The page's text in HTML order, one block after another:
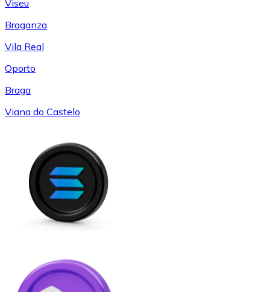
Viseu
Braganza
Vila Real
Oporto
Braga
Viana do Castelo